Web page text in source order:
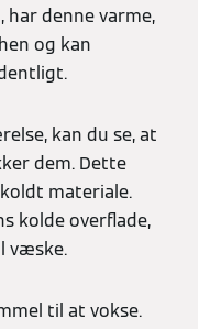
denne varme,
og kan
kan du se, at
dem. Dette
materiale.
kolde overflade,
væske.
til at vokse.